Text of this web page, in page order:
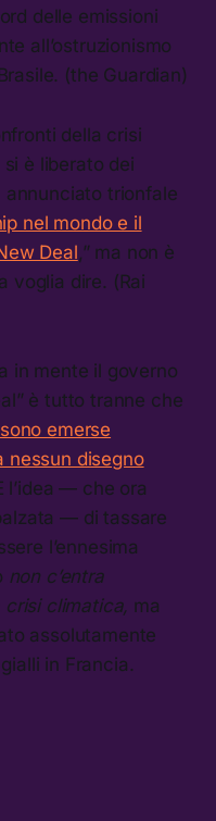
delle emissioni
all’ostruzionismo
(the Guardian)
della crisi
è liberato dei
annunciato trionfale
nel mondo e il
Deal,” ma non è
voglia dire. (Rai
in mente il governo
è tutto tranne che
emerse
nessun disegno
l’idea — che ora
— di tassare
l’ennesima
non c’entra
climatica, ma
assolutamente
in Francia.